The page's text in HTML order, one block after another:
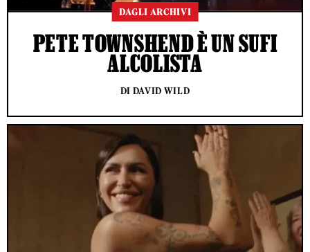
DAGLI ARCHIVI
PETE TOWNSHEND È UN SUFI
ALCOLISTA
DI DAVID WILD